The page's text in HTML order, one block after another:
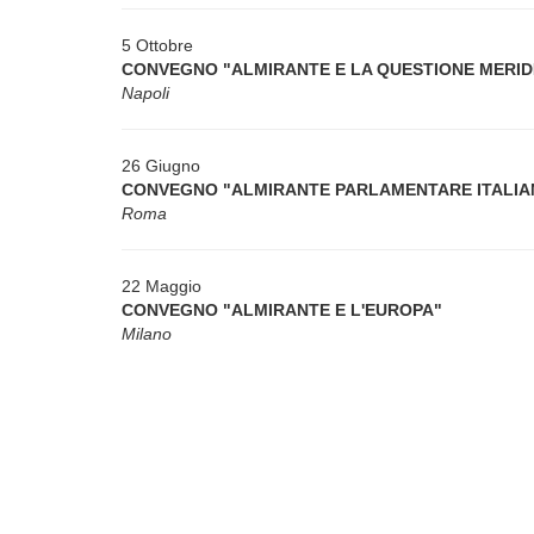
5 Ottobre
CONVEGNO "ALMIRANTE E LA QUESTIONE
Napoli
26 Giugno
CONVEGNO "ALMIRANTE PARLAMENTARE
Roma
22 Maggio
CONVEGNO "ALMIRANTE E L'EUROPA"
Milano